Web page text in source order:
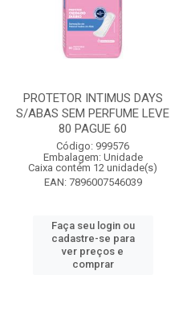
PROTETOR INTIMUS DAYS
S/ABAS SEM PERFUME LEVE
80 PAGUE 60
Código: 999576
Embalagem: Unidade
Caixa contém 12 unidade(s)
EAN: 7896007546039
Faça seu login ou
cadastre-se para
ver preços e
comprar